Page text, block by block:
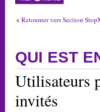
Retourner vers Section
QUI EST
Utilisateurs
invités